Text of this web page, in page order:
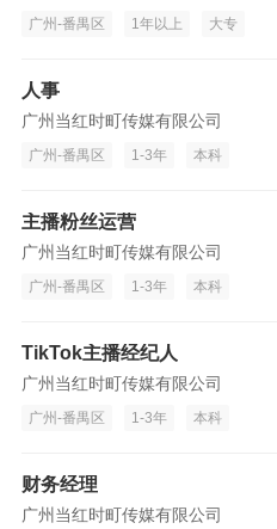
广州-番禺区 1年以上 大专
人事
广州当红时町传媒有限公司
广州-番禺区 1-3年 本科
主播粉丝运营
广州当红时町传媒有限公司
广州-番禺区 1-3年 本科
TikTok主播经纪人
广州当红时町传媒有限公司
广州-番禺区 1-3年 本科
财务经理
广州当红时町传媒有限公司